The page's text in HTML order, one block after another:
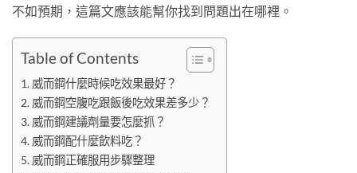
不如預期，這篇文應該能幫你找到問題出在哪裡。
Table of Contents
威而鋼什麼時候吃效果最好？
威而鋼空腹吃跟飯後吃效果差多少？
威而鋼建議劑量要怎麼抓？
威而鋼配什麼飲料吃？
威而鋼正確服用步驟整理